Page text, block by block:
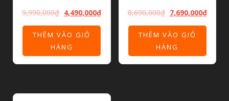
9,990,000₫ 4,490,000₫
THÊM VÀO GIỎ
HÀNG
8,690,000₫ 7,690,000₫
THÊM VÀO GIỎ
HÀNG